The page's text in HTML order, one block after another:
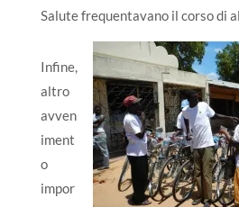
Salute frequentavano il corso di
Infine,
altro
avven
iment
o
impor